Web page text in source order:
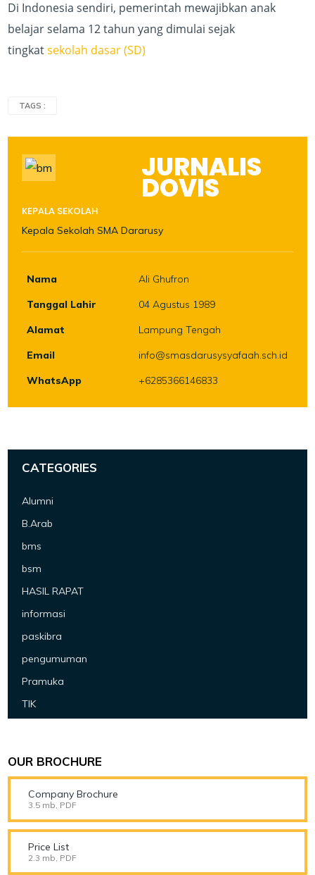
Di Indonesia sendiri, pemerintah mewajibkan anak
belajar selama 12 tahun yang dimulai sejak
tingkatsekolah dasar (SD)
TAGS :
JURNALIS
DOVIS
KEPALA SEKOLAH
Kepala Sekolah SMA Dararusy
Nama
Ali Ghufron
Tanggal Lahir
04 Agustus 1989
Alamat
Lampung Tengah
Email
info@smasdarusysyafaah.sch.id
WhatsApp
+6285366146833
CATEGORIES
Alumni
B.Arab
bms
bsm
HASIL RAPAT
informasi
paskibra
pengumuman
Pramuka
TIK
OUR BROCHURE
Company Brochure
3.5 mb, PDF
Price List
2.3 mb, PDF